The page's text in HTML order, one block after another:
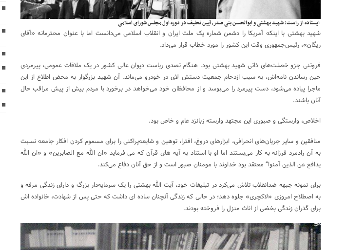
ایستاده از راست: شهید بهشتی و ابوالحسن بنی صدر، آیین تحلیف در دوره اول مجلس شورای اسلامی
شهید بهشتی با اینکه آمریکا را دشمن شماره یک ملت ایران و انقلاب اسلامی می‌دانست اما با عنوان محترمانه «آقای
ریگان»، رئیس‌جمهوری وقت این کشور را مورد خطاب قرار می‌داد.
فروتنی جزو خصلت‌های ذاتی شهید بهشتی بود. هنگام تصدی ریاست دیوان عالی کشور در یک ملاقات عمومی، پیرمردی
حین رساندن نامه‌اش، به سبب ازدحام جمعیت دستش لای در خودرو می‌ماند. آن شهید بزرگوار به محض اطلاع از این
ماجرا پیاده می‌شود، دست پیرمرد را می‌بوسد و از محافظان خود می‌خواهد در برخورد با مردم بیش از پیش مراقب حال
آنان باشند.
اخلاص، وارستگی و صبوری این مجتهد وارسته زبانزد عام و خاص بود.
منافقین و سایر جریان‌های انحرافی، ابزارهای دروغ، افترا، توهین و شایعه‌پراکنی را برای مسموم کردن افکار جامعه نسبت
به آن رادمرد فرزانه به کار می‌بستند اما او با استناد به آیه های قرآن که می فرماید «ان الله مع الصابرین» و «ان الله
یدافع عن الذین آمنوا” معتقد بود خداوند با مومنان صبور است و از حق آنان دفاع می‌کند.
برای نمونه جبهه ضدانقلاب تلاش می‌کرد در تبلیغات خود، آیت الله بهشتی را یک سرمایه‌دار بزرگ و دارای زندگی مرفه و
به اصطلاح امروزی «لاکچری» جلوه دهد؛ در حالی که زندگی آنچنان ساده ای داشت که حتی پس از شهادت، خانواده اش
برای گذران زندگی بخضی از اثاث منزل را فروخته بودند.